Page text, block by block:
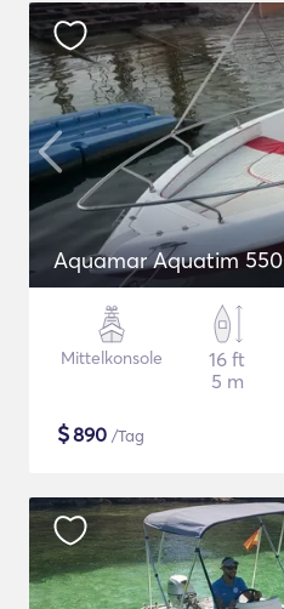
Aquamar Aquatim 550
Mittelkonsole
16 ft
5 m
$890 /Tag